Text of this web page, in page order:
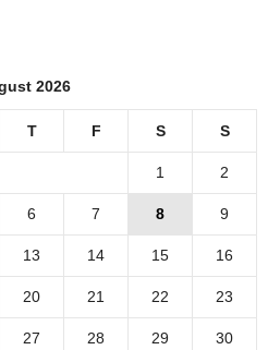
2026
T F S S
1 2
6 7 8 9
13 14 15 16
20 21 22 23
27 28 29 30